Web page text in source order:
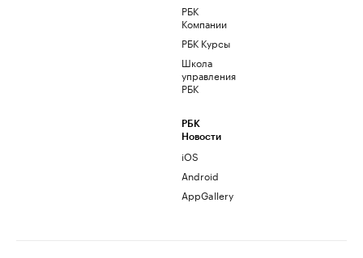
РБК
Компании
РБК Курсы
Школа
управления
РБК
РБК
Новости
iOS
Android
AppGallery